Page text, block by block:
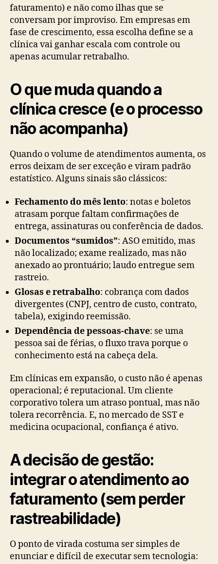
faturamento) e não como ilhas que se
conversam por improviso. Em empresas em
fase de crescimento, essa escolha define se a
clínica vai ganhar escala com controle ou
apenas acumular retrabalho.
O que muda quando a
clínica cresce (e o processo
não acompanha)
Quando o volume de atendimentos aumenta, os
erros deixam de ser exceção e viram padrão
estatístico. Alguns sinais são clássicos:
Fechamento do mês lento: notas e boletos
atrasam porque faltam confirmações de
entrega, assinaturas ou conferência de dados.
Documentos “sumidos”: ASO emitido, mas
não localizado; exame realizado, mas não
anexado ao prontuário; laudo entregue sem
rastreio.
Glosas e retrabalho: cobrança com dados
divergentes (CNPJ, centro de custo, contrato,
tabela), exigindo reemissão.
Dependência de pessoas-chave: se uma
pessoa sai de férias, o fluxo trava porque o
conhecimento está na cabeça dela.
Em clínicas em expansão, o custo não é apenas
operacional; é reputacional. Um cliente
corporativo tolera um atraso pontual, mas não
tolera recorrência. E, no mercado de SST e
medicina ocupacional, confiança é ativo.
A decisão de gestão:
integrar o atendimento ao
faturamento (sem perder
rastreabilidade)
O ponto de virada costuma ser simples de
enunciar e difícil de executar sem tecnologia: